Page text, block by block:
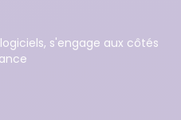
s'engage aux côtés